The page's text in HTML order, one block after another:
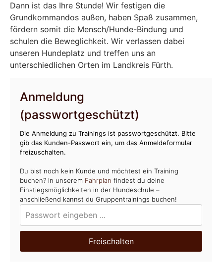
Dann ist das Ihre Stunde! Wir festigen die
Grundkommandos außen, haben Spaß zusammen,
fördern somit die Mensch/Hunde-Bindung und
schulen die Beweglichkeit. Wir verlassen dabei
unseren Hundeplatz und treffen uns an
unterschiedlichen Orten im Landkreis Fürth.
Anmeldung
(passwortgeschützt)
Die Anmeldung zu Trainings ist passwortgeschützt. Bitte
gib das Kunden-Passwort ein, um das Anmeldeformular
freizuschalten.
Du bist noch kein Kunde und möchtest ein Training
buchen? In unserem Fahrplan findest du deine
Einstiegsmöglichkeiten in der Hundeschule –
anschließend kannst du Gruppentrainings buchen!
Freischalten